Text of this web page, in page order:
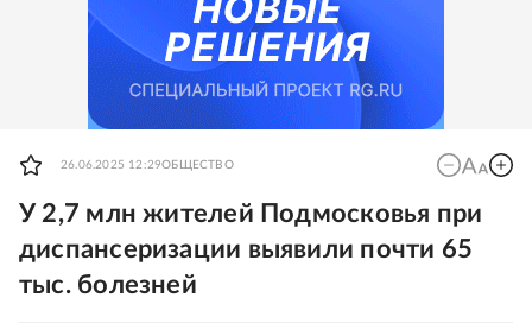
26.06.2025 12:29ОБЩЕСТВО
У 2,7 млн жителей Подмосковья при
диспансеризации выявили почти 65
тыс. болезней